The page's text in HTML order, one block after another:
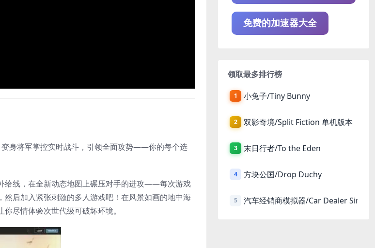
身将军掌控实时战斗，引领全面攻势——你的每个选
给线，在全新动态地图上碾压对手的进攻——每次游戏
后加入紧张刺激的多人游戏吧！在风景如画的地中海
尽情体验次世代级可破坏环境。
免费的加速器大全
领取最多排行榜
1 小兔子/Tiny Bunny
2 双影奇境/Split Fiction 单机版本
3 末日行者/To the Eden
4 方块公国/Drop Duchy
5 汽车经销商模拟器/Car Dealer